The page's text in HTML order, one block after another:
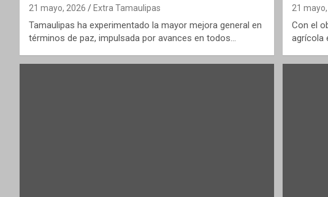
21 mayo, 2026 Extra Tamaulipas
Tamaulipas ha experimentado la mayor mejora general en
términos de paz, impulsada por avances en todos…
21
Con el
agrícola